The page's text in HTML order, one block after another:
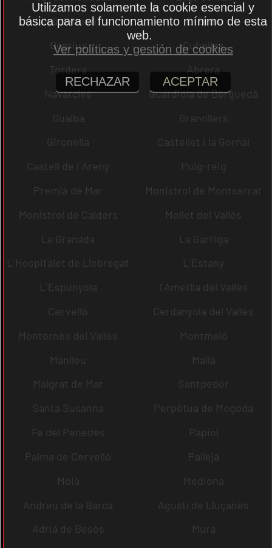
Lliçà d´Amunt
El Bruc
Dosrius
Cubelles
Tordera
Abrera
Navarcles
Guardiola de Berguedà
Gualba
Granollers
Gironella
Castellet i la Gornal
Castell de l´Areny
Puig-reig
Premià de Mar
Monistrol de Montserrat
Monistrol de Calders
Mollet del Vallès
La Granada
La Garriga
L´Hospitalet de Llobregat
L´Estany
L´Espunyola
l´Ametlla del Vallès
Cervelló
Cerdanyola del Vallès
Montornès del Vallès
Montmeló
Manlleu
Malla
Malgrat de Mar
Santpedor
Santa Susanna
Perpètua de Mogoda
Fe del Penedès
Papiol
Palma de Cervelló
Pallejà
Moià
Mediona
Andreu de la Barca
Agustí de Lluçanès
Adrià de Besòs
Mura
Utilizamos solamente la cookie esencial y
básica para el funcionamiento mínimo de esta
web.
Ver políticas y gestión de cookies
RECHAZAR ACEPTAR